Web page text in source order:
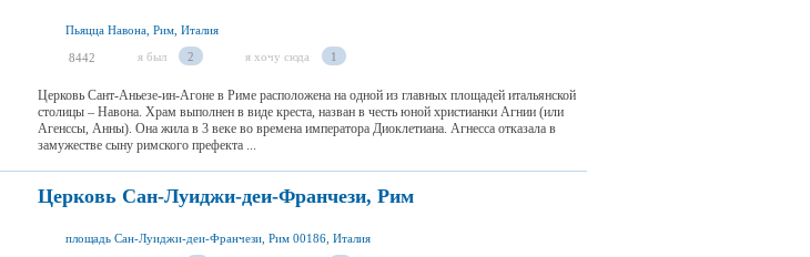
Пьяцца Навона, Рим, Италия
8442 я был 2 я хочу сюда 1
Церковь Сант-Аньезе-ин-Агоне в Риме расположена на одной из главных площадей итальянской
столицы – Навона. Храм выполнен в виде креста, назван в честь юной христианки Агнии (или
Агенссы, Анны). Она жила в 3 веке во времена императора Диоклетиана. Агнесса отказала в
замужестве сыну римского префекта ...
Церковь Сан-Луиджи-деи-Франчези, Рим
площадь Сан-Луиджи-деи-Франчези, Рим 00186, Италия